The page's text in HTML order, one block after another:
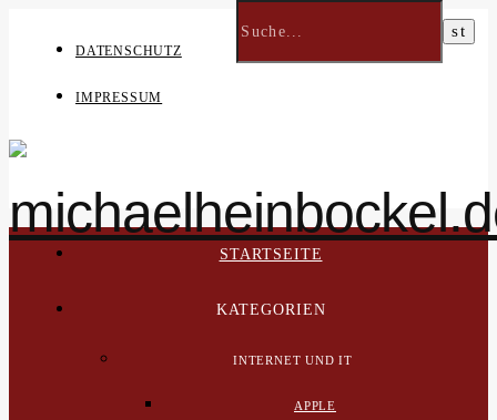
DATENSCHUTZ
IMPRESSUM
STARTSEITE
KATEGORIEN
INTERNET UND IT
APPLE